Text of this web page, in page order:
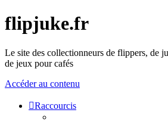
flipjuke.fr
Le site des collectionneurs de flippers, de
de jeux pour cafés
Accéder au contenu
Raccourcis